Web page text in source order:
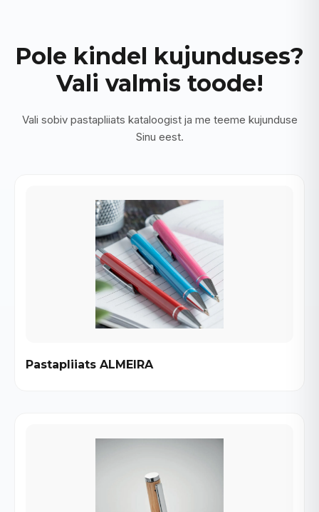
Pole kindel kujunduses?
Vali valmis toode!
Vali sobiv pastapliiats kataloogist ja me teeme kujunduse
Sinu eest.
Pastapliiats ALMEIRA